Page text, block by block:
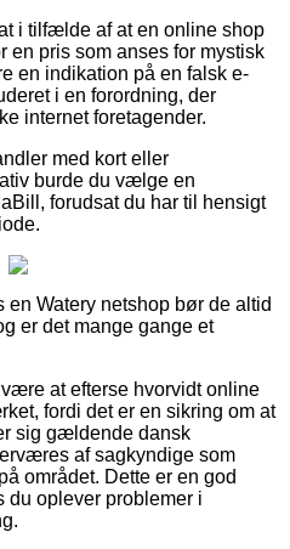
i tilfælde af at en online shop
en pris som anses for mystisk
en indikation på en falsk e-
i en forordning, der
internet foretagender.
med kort eller
burde du vælge en
forudsat du har til hensigt
Watery netshop bør de altid
er det mange gange et
at efterse hvorvidt online
fordi det er en sikring om at
sig gældende dansk
af sagkyndige som
området. Dette er en god
oplever problemer i